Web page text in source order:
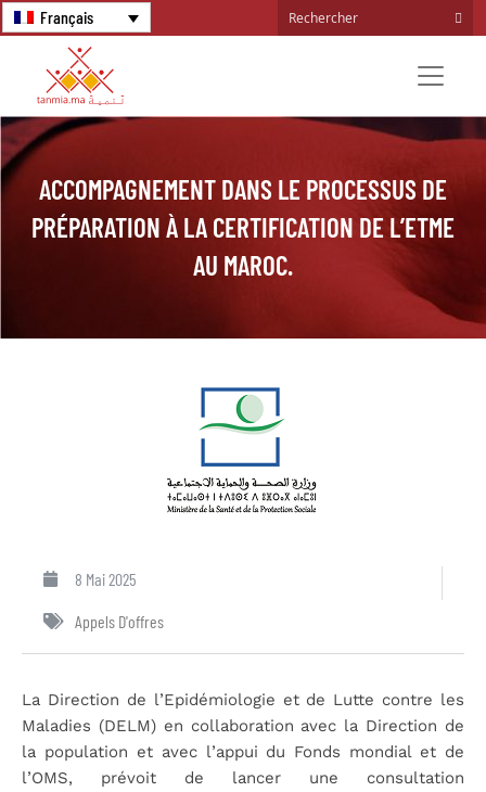
Français
ACCOMPAGNEMENT DANS LE PROCESSUS DE
PRÉPARATION À LA CERTIFICATION DE L’ETME
AU MAROC.
8 Mai 2025
Appels D'offres
La Direction de l’Epidémiologie et de Lutte contre les
Maladies (DELM) en collaboration avec la Direction de
la population et avec l’appui du Fonds mondial et de
l’OMS, prévoit de lancer une consultation